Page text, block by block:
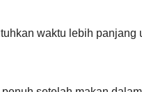
waktu lebih